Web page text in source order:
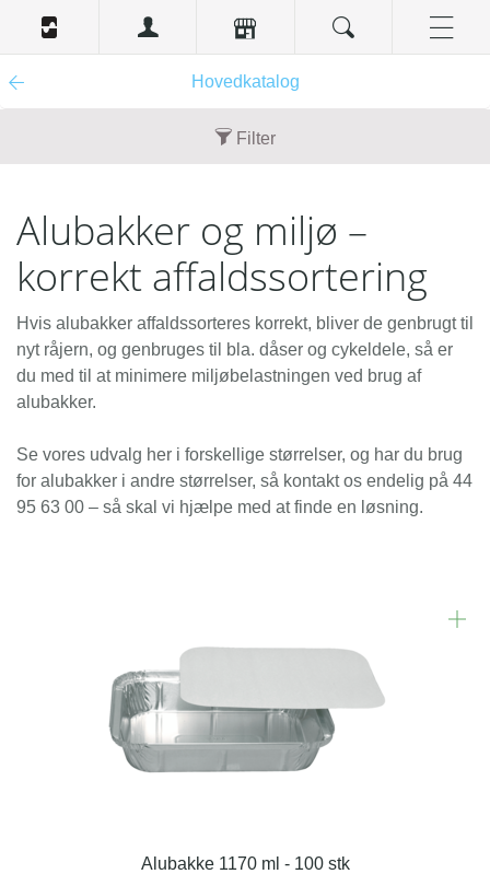
Hovedkatalog
Filter
100 stk. (3)
90 stk. (1)
pakke (2)
bundt (4)
Nyhed
Alubakker og miljø –
korrekt affaldssortering
Hvis alubakker affaldssorteres korrekt, bliver de genbrugt til
nyt råjern, og genbruges til bla. dåser og cykeldele, så er
du med til at minimere miljøbelastningen ved brug af
alubakker.
Se vores udvalg her i forskellige størrelser, og har du brug
for alubakker i andre størrelser, så kontakt os endelig på 44
95 63 00 – så skal vi hjælpe med at finde en løsning.
Alubakke 1170 ml - 100 stk